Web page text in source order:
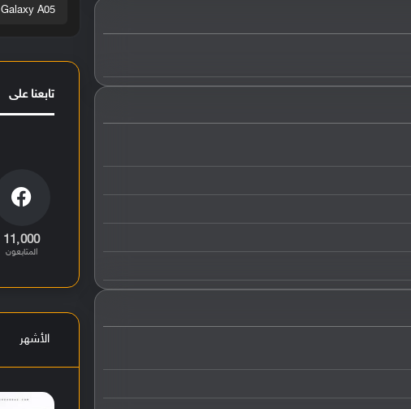
Galaxy A05
تابعنا على
11٬000
المتابعون
الأشهر